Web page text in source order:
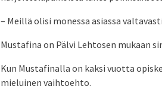
– Meillä olisi monessa asiassa
Mustafina on Pälvi Lehtosen mukaan
Kun Mustafinalla on kaksi vuotta
mieluinen vaihtoehto.